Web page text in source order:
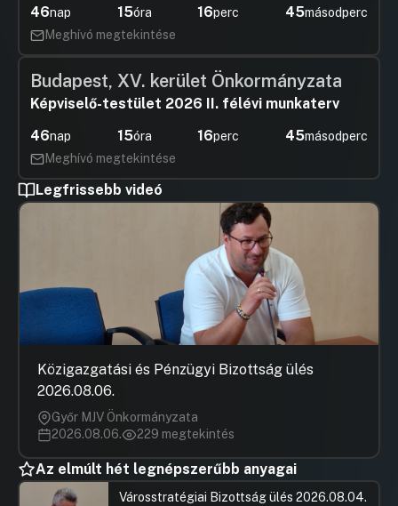
46nap 15óra 16perc 45másodperc
Meghívó megtekintése
Budapest, XV. kerület Önkormányzata
Képviselő-testület 2026 II. félévi munkaterv
46nap 15óra 16perc 45másodperc
Meghívó megtekintése
Legfrissebb videó
Közigazgatási és Pénzügyi Bizottság ülés
2026.08.06.
Győr MJV Önkormányzata
2026.08.06.
229 megtekintés
Az elmúlt hét legnépszerűbb anyagai
Városstratégiai Bizottság ülés 2026.08.04.